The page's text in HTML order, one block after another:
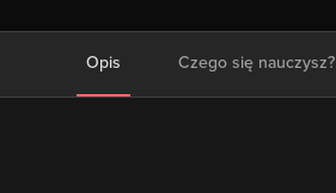
Opis Czego się nauczysz?